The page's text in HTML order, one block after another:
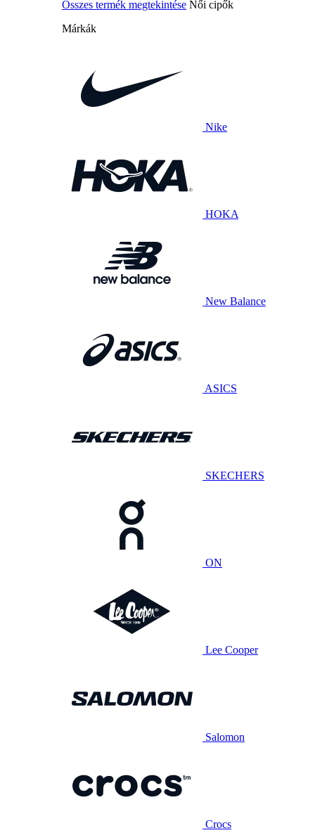
Összes termék megtekintése Női cipők
Márkák
Nike
HOKA
New Balance
ASICS
SKECHERS
ON
Lee Cooper
Salomon
Crocs